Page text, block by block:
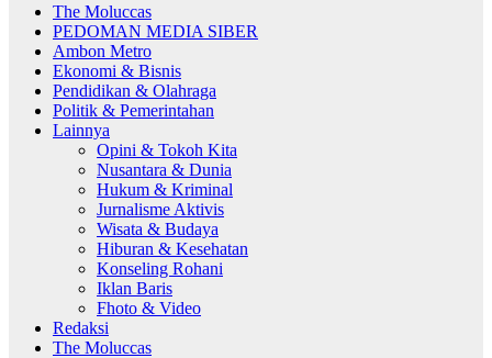
The Moluccas
PEDOMAN MEDIA SIBER
Ambon Metro
Ekonomi & Bisnis
Pendidikan & Olahraga
Politik & Pemerintahan
Lainnya
Opini & Tokoh Kita
Nusantara & Dunia
Hukum & Kriminal
Jurnalisme Aktivis
Wisata & Budaya
Hiburan & Kesehatan
Konseling Rohani
Iklan Baris
Fhoto & Video
Redaksi
The Moluccas